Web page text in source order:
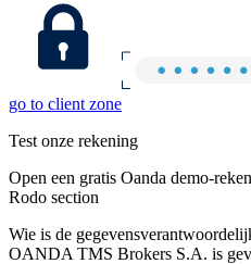
go to client zone
Test onze rekening
Open een gratis Oanda demo-
Rodo section
Wie is de
OANDA TMS Brokers S.A. is